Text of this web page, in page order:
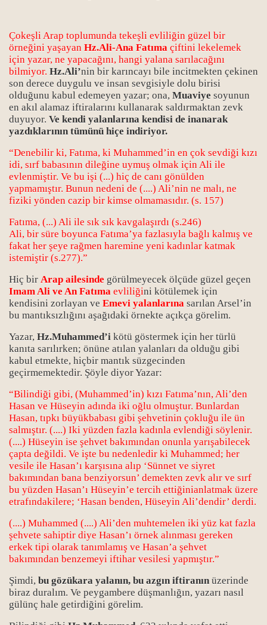
Çokeşli Arap toplumunda tekeşli evliliğin güzel bir
örneğini yaşayan Hz.Ali-Ana Fatıma çiftini lekelemek
için yazar, ne yapacağını, hangi yalana sarılacağını
bilmiyor. Hz.Ali’nin bir karıncayı bile incitmekten çekinen
son derece duygulu ve insan sevgisiyle dolu birisi
olduğunu kabul edemeyen yazar; ona, Muaviye soyunun
en akıl alamaz iftiralarını kullanarak saldırmaktan zevk
duyuyor. Ve kendi yalanlarına kendisi de inanarak
yazdıklarının tümünü hiçe indiriyor.
“Denebilir ki, Fatıma, ki Muhammed’in en çok sevdiği kızı
idi, sırf babasının dileğine uymuş olmak için Ali ile
evlenmiştir. Ve bu işi (...) hiç de canı gönülden
yapmamıştır. Bunun nedeni de (....) Ali’nin ne malı, ne
fiziki yönden cazip bir kimse olmamasıdır. (s. 157)
Fatıma, (...) Ali ile sık sık kavgalaşırdı (s.246)
Ali, bir süre boyunca Fatıma’ya fazlasıyla bağlı kalmış ve
fakat her şeye rağmen haremine yeni kadınlar katmak
istemiştir (s.277).”
Hiç bir Arap ailesinde görülmeyecek ölçüde güzel geçen
Imam Ali ve An Fatıma evliliğini kötülemek için
kendisini zorlayan ve Emevi yalanlarına sarılan Arsel’in
bu mantıksızlığını aşağıdaki örnekte açıkça görelim.
Yazar, Hz.Muhammed’i kötü göstermek için her türlü
kanıta sarılırken; önüne atılan yalanları da olduğu gibi
kabul etmekte, hiçbir mantık süzgecinden
geçirmemektedir. Şöyle diyor Yazar:
“Bilindiği gibi, (Muhammed’in) kızı Fatıma’nın, Ali’den
Hasan ve Hüseyin adında iki oğlu olmuştur. Bunlardan
Hasan, tıpkı büyükbabası gibi şehvetinin çokluğu ile ün
salmıştır. (....) Iki yüzden fazla kadınla evlendiği söylenir.
(....) Hüseyin ise şehvet bakımından onunla yarışabilecek
çapta değildi. Ve işte bu nedenledir ki Muhammed; her
vesile ile Hasan’ı karşısına alıp ‘Sünnet ve siyret
bakımından bana benziyorsun’ demekten zevk alır ve sırf
bu yüzden Hasan’ı Hüseyin’e tercih ettiğinianlatmak üzere
etrafındakilere; ‘Hasan benden, Hüseyin Ali’dendir’ derdi.
(....) Muhammed (....) Ali’den muhtemelen iki yüz kat fazla
şehvete sahiptir diye Hasan’ı örnek alınması gereken
erkek tipi olarak tanımlamış ve Hasan’a şehvet
bakımından benzemeyi iftihar vesilesi yapmıştır.”
Şimdi, bu gözükara yalanın, bu azgın iftiranın üzerinde
biraz duralım. Ve peygambere düşmanlığın, yazarı nasıl
gülünç hale getirdiğini görelim.